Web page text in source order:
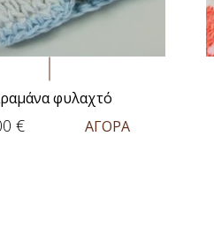
φυλαχτό
€ ΑΓΟΡΑ